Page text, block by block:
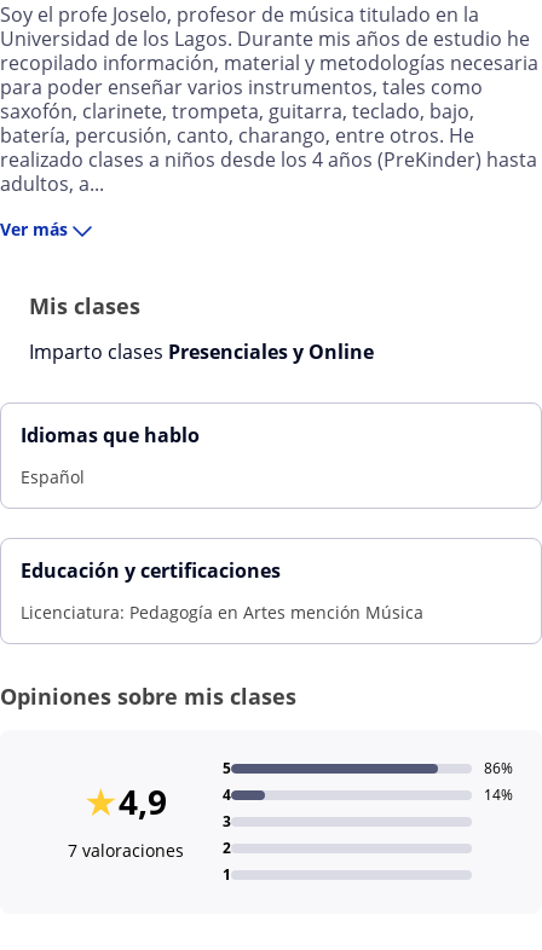
Soy el profe Joselo, profesor de música titulado en la
Universidad de los Lagos. Durante mis años de estudio he
recopilado información, material y metodologías necesaria
para poder enseñar varios instrumentos, tales como
saxofón, clarinete, trompeta, guitarra, teclado, bajo,
batería, percusión, canto, charango, entre otros. He
realizado clases a niños desde los 4 años (PreKinder) hasta
adultos, a...
Ver más
Mis clases
Imparto clases Presenciales y Online
Idiomas que hablo
Español
Educación y certificaciones
Licenciatura: Pedagogía en Artes mención Música
Opiniones sobre mis clases
4,9
★
7 valoraciones
1
2
3
4 14%
5 86%